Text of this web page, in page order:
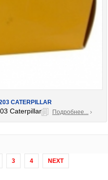
CATERPILLAR
Caterpillar Подробнее...
3 4 NEXT